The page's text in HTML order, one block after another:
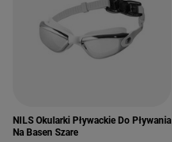
NILS Okularki Pływackie Do Pływania
Na Basen Szare